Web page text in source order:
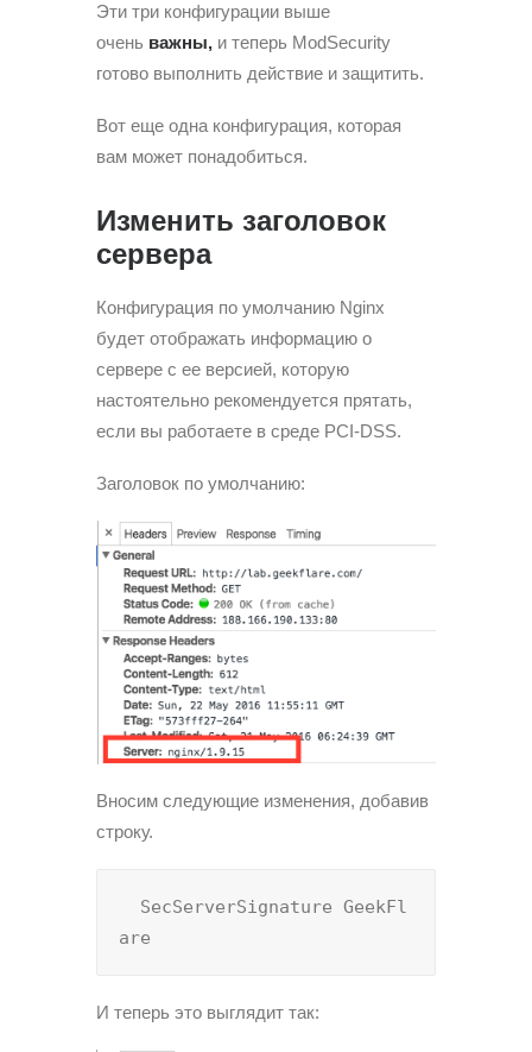
Эти три конфигурации выше
очень важны, и теперь ModSecurity
готово выполнить действие и защитить.
Вот еще одна конфигурация, которая
вам может понадобиться.
Изменить заголовок
сервера
Конфигурация по умолчанию Nginx
будет отображать информацию о
сервере с ее версией, которую
настоятельно рекомендуется прятать,
если вы работаете в среде PCI-DSS.
Заголовок по умолчанию:
Вносим следующие изменения, добавив
строку.
are
И теперь это выглядит так: